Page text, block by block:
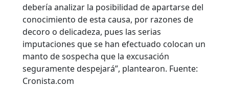
debería analizar la posibilidad de apartarse del
conocimiento de esta causa, por razones de
decoro o delicadeza, pues las serias
imputaciones que se han efectuado colocan un
manto de sospecha que la excusación
seguramente despejará”, plantearon. Fuente:
Cronista.com